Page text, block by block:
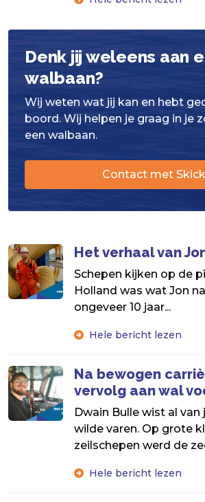
Denk jij weleens aan
walbaan?
Wij weten wat jij kan en hebt
boord. Wij helpen je graag in je
een walbaan.
Contact met Skick
Het verhaal van
Schepen kijken op de
Holland was wat Jon
ongeveer 10 jaar...
Hele bericht lezen
Na bewogen
vervolg aan wal
Dwain Bulle wist al
wilde varen. Op grote
zeilschepen werd de
Hele bericht lezen